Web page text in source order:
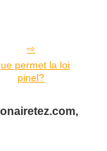
permet la loi
pinel?